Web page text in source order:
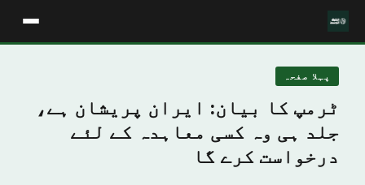
پہلا صفحہ
ٹرمپ کا بیان: ایران پریشان ہے،
جلد ہی وہ کسی معاہدہ کے لئے
درخواست کرے گا